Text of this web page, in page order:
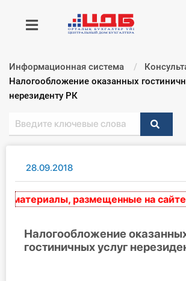
Получить консультацию
Главная ИС
Консультации
Правовая база
Информационная система
Текущий:
Налогообложение оказанных
нерезиденту РК
28.09.2018
размещенные на сайте,
Налогообложение
гостиничных услуг